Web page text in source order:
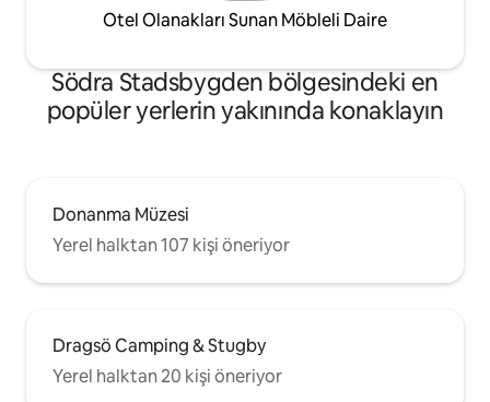
Otel Olanakları Sunan Möbleli Daire
Södra Stadsbygden bölgesindeki en
popüler yerlerin yakınında konaklayın
Donanma Müzesi
Yerel halktan 107 kişi öneriyor
Dragsö Camping & Stugby
Yerel halktan 20 kişi öneriyor